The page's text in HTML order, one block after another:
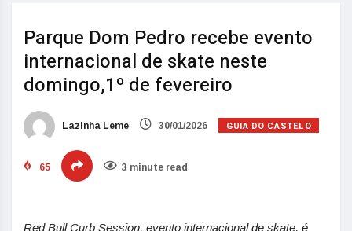
Parque Dom Pedro recebe evento
internacional de skate neste
domingo,1º de fevereiro
Lazinha Leme 30/01/2026 GUIA DO CASTELO
65 3 minute read
Red Bull Curb Session, evento internacional de skate, é